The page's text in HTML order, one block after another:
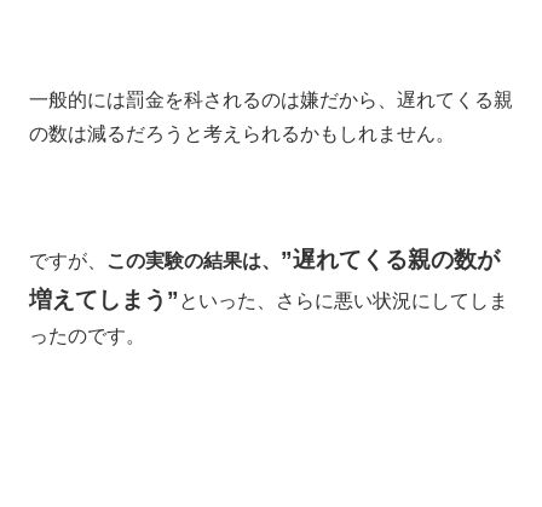
一般的には罰金を科されるのは嫌だから、遅れてくる親
の数は減るだろうと考えられるかもしれません。
ですが、 この実験の結果は、 ”遅れてくる親の数が
増えてしまう” といった、さらに悪い状況にしてしま
ったのです。